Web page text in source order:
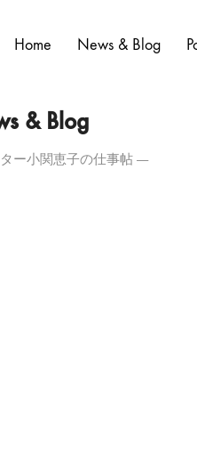
Home News & Blog
& Blog
ー小関恵子の仕事帖 ―